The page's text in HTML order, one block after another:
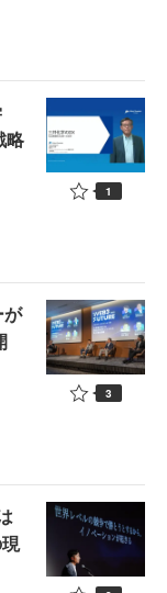
略
1
3